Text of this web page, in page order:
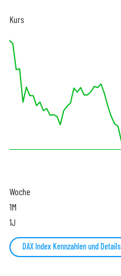
Kurs
Woche
1M
1J
DAX Index Kennzahlen und Details